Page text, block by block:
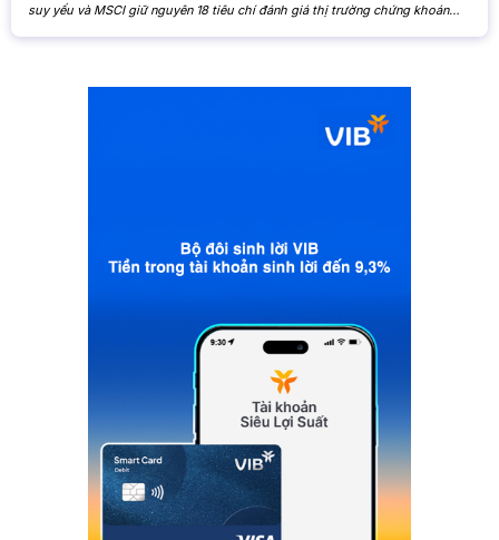
suy yếu và MSCI giữ nguyên 18 tiêu chí đánh giá thị trường chứng khoán